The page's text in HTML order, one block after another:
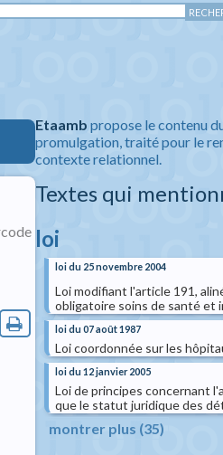
Etaamb propose le contenu
promulgation, traité pour le
contexte relationnel.
Textes qui
loi
loi du 25 novembre 2004
Loi modifiant l'article 191,
obligatoire soins de santé et
loi du 07 août 1987
Loi coordonnée sur les
loi du 12 janvier 2005
Loi de principes concernant
que le statut juridique des
montrer plus (35)